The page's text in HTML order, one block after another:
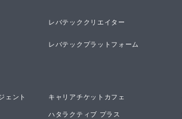
レバテッククリエイター
レバテックプラットフォーム
ェント キャリアチケットカフェ
ハタラクティブ プラス